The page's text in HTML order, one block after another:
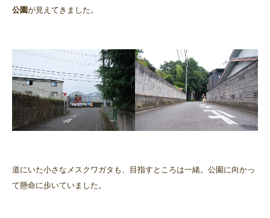
公園が見えてきました。
道にいた小さなメスクワガタも、目指すところは一緒。公園に向かっ
て懸命に歩いていました。